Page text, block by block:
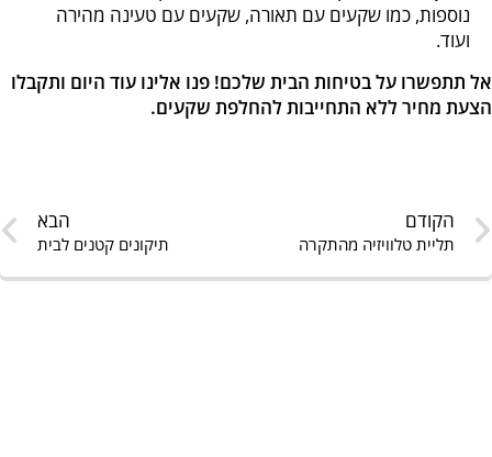
נוספות, כמו שקעים עם תאורה, שקעים עם טעינה מהירה
ועוד.
אל תתפשרו על בטיחות הבית שלכם! פנו אלינו עוד היום ותקבלו
הצעת מחיר ללא התחייבות להחלפת שקעים.
הקודם
תליית טלוויזיה מהתקרה
הבא
תיקונים קטנים לבית